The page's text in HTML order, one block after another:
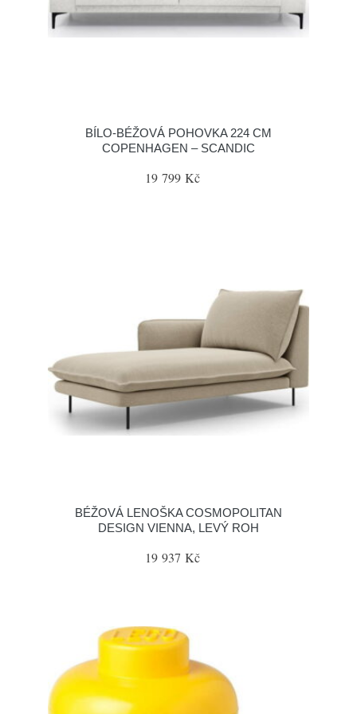
BÍLO-BÉŽOVÁ POHOVKA 224 CM
COPENHAGEN – SCANDIC
19 799 Kč
BÉŽOVÁ LENOŠKA COSMOPOLITAN
DESIGN VIENNA, LEVÝ ROH
19 937 Kč